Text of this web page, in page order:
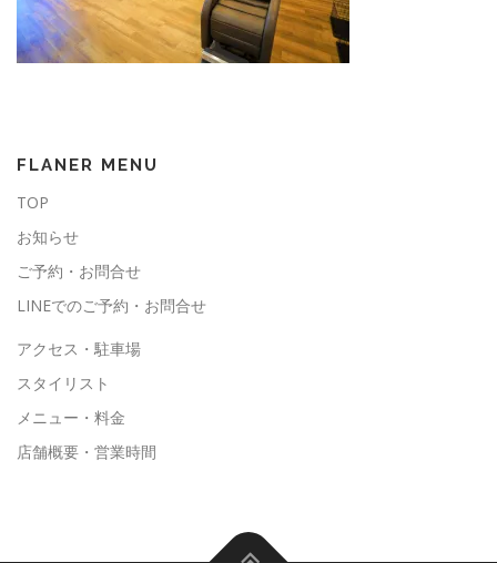
FLANER MENU
TOP
お知らせ
ご予約・お問合せ
LINEでのご予約・お問合せ
アクセス・駐車場
スタイリスト
メニュー・料金
店舗概要・営業時間